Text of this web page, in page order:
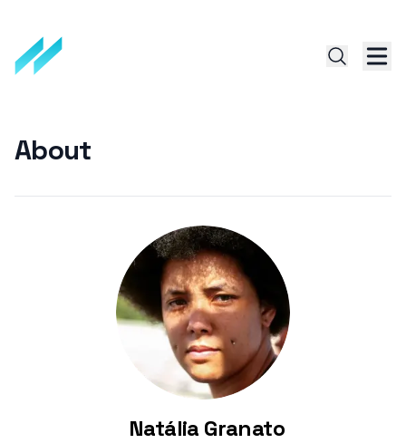
About
Natália Granato